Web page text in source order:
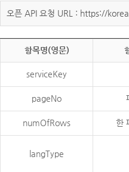
오픈 API 요청 URL : https://
항목명(영문)
serviceKey
pageNo
numOfRows 한
langType